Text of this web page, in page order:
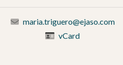
maria.triguero@ejaso.com
vCard